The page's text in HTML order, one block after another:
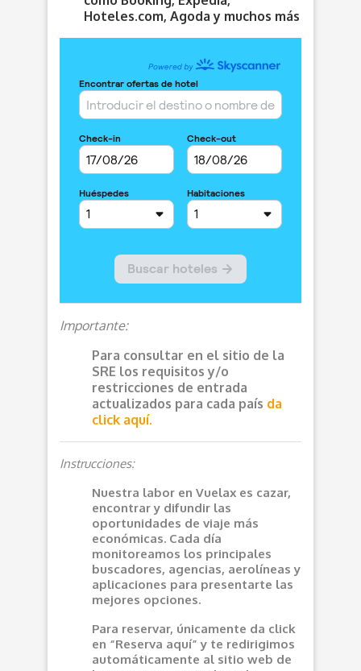
Hoteles.com, Agoda y muchos más
Importante:
Para consultar en el sitio de la
SRE los requisitos y/o
restricciones de entrada
actualizados para cada país da
click aquí.
Instrucciones:
Nuestra labor en Vuelax es cazar,
encontrar y difundir las
oportunidades de viaje más
económicas. Cada día
monitoreamos los principales
buscadores, agencias, aerolíneas y
aplicaciones para presentarte las
mejores opciones.
Para reservar, únicamente da click
en “Reserva aquí” y te redirigimos
automáticamente al sitio web de